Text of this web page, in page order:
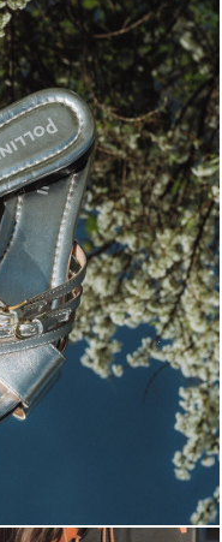
mule in silver is...